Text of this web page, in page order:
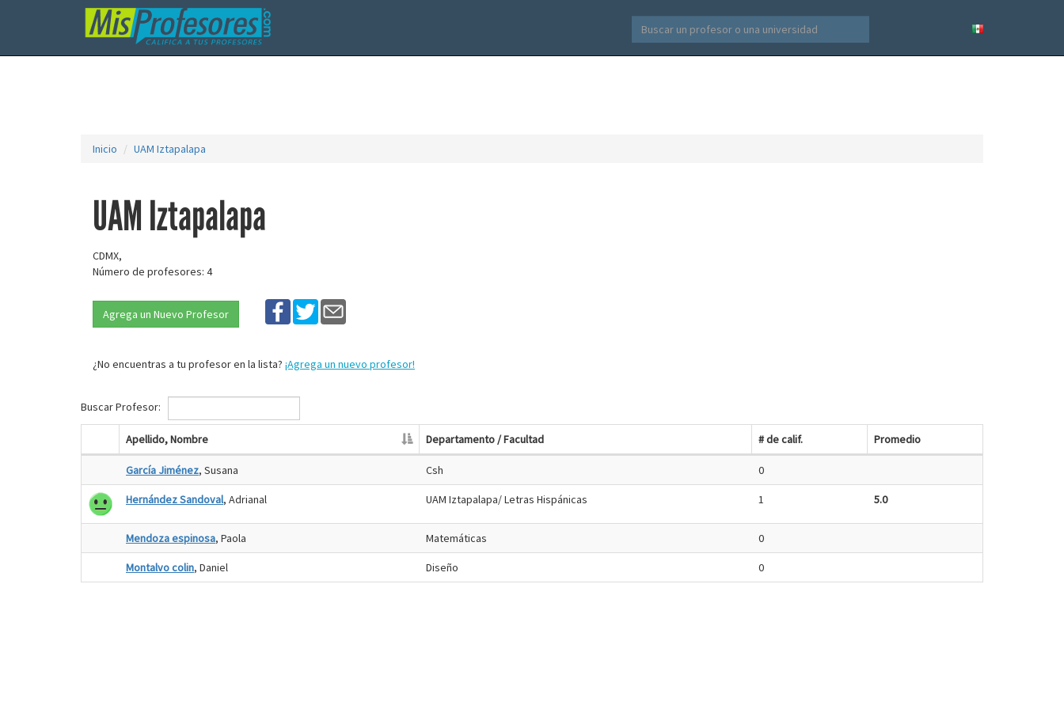
Inicio UAM Iztapalapa
UAM Iztapalapa
CDMX,
Número de profesores: 4
Agrega un Nuevo Profesor
¿No encuentras a tu profesor en la lista? ¡Agrega un nuevo profesor!
Buscar Profesor:
Apellido, Nombre Departamento / Facultad # de calif. Promedio
García Jiménez, Susana Csh 0
Hernández Sandoval, Adrianal UAM Iztapalapa/ Letras Hispánicas 1 5.0
Mendoza espinosa, Paola Matemáticas 0
Montalvo colin, Daniel Diseño 0